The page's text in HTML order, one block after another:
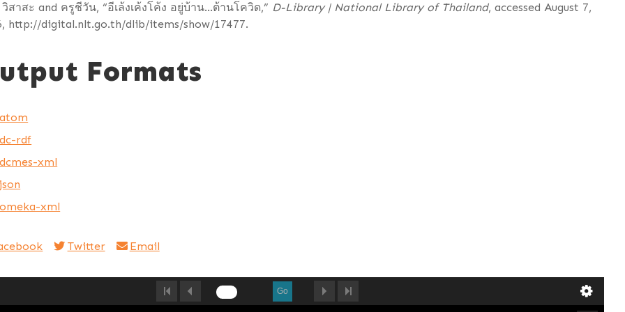
สาสะ and ครูชีวัน, “อีเล้งเค้งโค้ง อยู่บ้าน...ต้านโควิด,” D-Library | National Library of Thailand, accessed August 7,
http://digital.nlt.go.th/dlib/items/show/17477.
Formats
atom
dc-rdf
dcmes-xml
json
omeka-xml
Twitter Email
Go